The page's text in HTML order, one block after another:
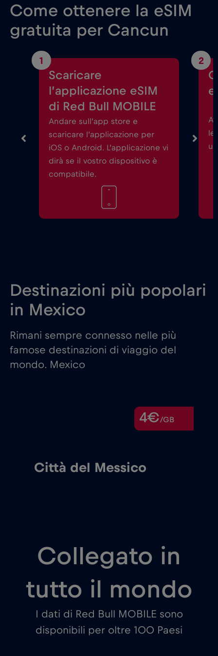
Come ottenere la eSIM
gratuita per Cancun
1
Scaricare
l’applicazione eSIM
di Red Bull MOBILE
Andare sull’app store e
scaricare l’applicazione per
iOS o Android. L’applicazione vi
dirà se il vostro dispositivo è
compatibile.
2
le
Destinazioni più popolari
in Mexico
Rimani sempre connesso nelle più
famose destinazioni di viaggio del
mondo. Mexico
4€/GB
Città del Messico
Collegato in
tutto il mondo
I dati di Red Bull MOBILE sono
disponibili per oltre 100 Paesi